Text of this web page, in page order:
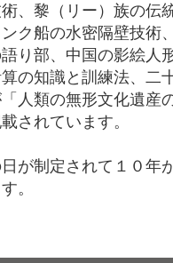
、黎（リー）族の伝
ク船の水密隔壁技術
り部、中国の影絵人
の知識と訓練法、二
人類の無形文化遺産
されています。
が制定されて１０年
。